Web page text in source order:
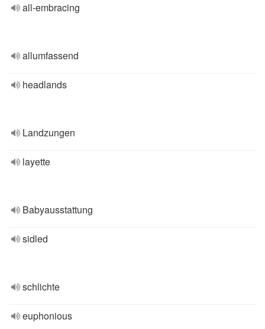
all-embracing
allumfassend
headlands
Landzungen
layette
Babyausstattung
sidled
schlichte
euphonious